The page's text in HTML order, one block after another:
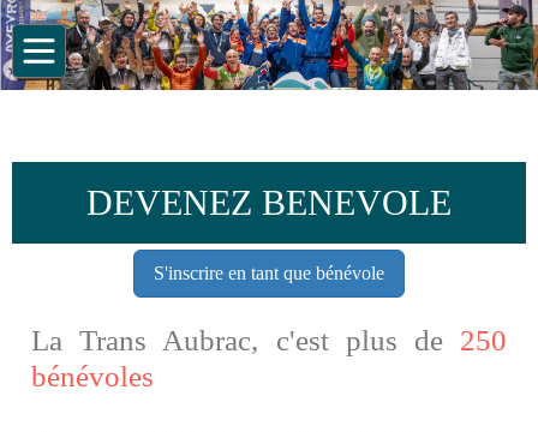
DEVENEZ BENEVOLE
S'inscrire en tant que bénévole
La Trans Aubrac, c'est plus de 250
bénévoles